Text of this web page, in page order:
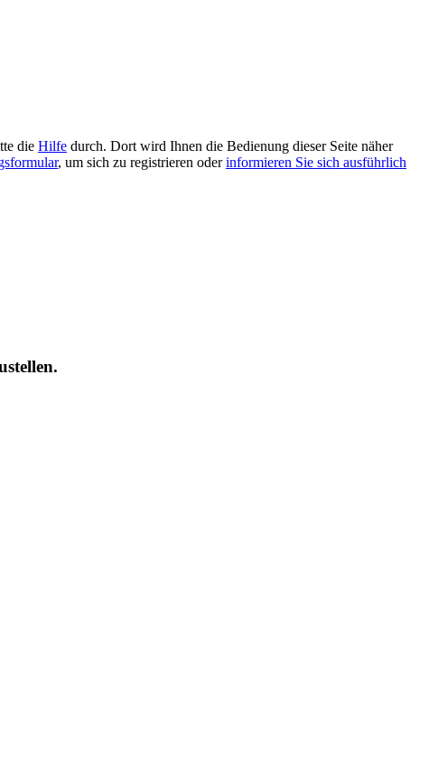
die Hilfe durch. Dort wird Ihnen die Bedienung dieser Seite näher
, um sich zu registrieren oderinformieren Sie sich ausführlich